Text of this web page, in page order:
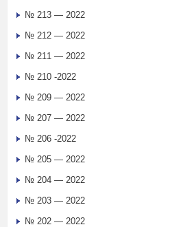
№ 213 — 2022
№ 212 — 2022
№ 211 — 2022
№ 210 -2022
№ 209 — 2022
№ 207 — 2022
№ 206 -2022
№ 205 — 2022
№ 204 — 2022
№ 203 — 2022
№ 202 — 2022